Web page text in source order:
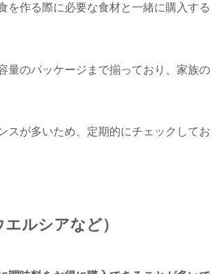
を作る際に必要な食材と一緒に購入する
量のパッケージまで揃っており、家族の
スが多いため、定期的にチェックしてお
ルシアなど）